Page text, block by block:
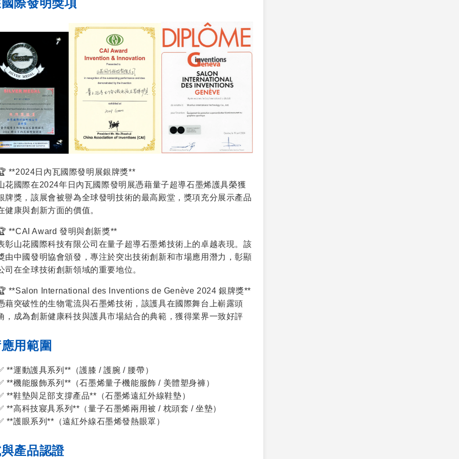
際發明獎項
**2024日內瓦國際發明展銀牌獎**
花國際在2024年日內瓦國際發明展憑藉量子超導石墨烯護具榮獲
牌獎，該展會被譽為全球發明技術的最高殿堂，獎項充分展示產品
健康與創新方面的價值。
**CAI Award 發明與創新獎**
彰山花國際科技有限公司在量子超導石墨烯技術上的卓越表現。該
由中國發明協會頒發，專注於突出技術創新和市場應用潛力，彰顯
司在全球技術創新領域的重要地位。
**Salon International des Inventions de Genève 2024 銀牌獎**
藉突破性的生物電流與石墨烯技術，該護具在國際舞台上嶄露頭
，成為創新健康科技與護具市場結合的典範，獲得業界一致好評
用範圍
**運動護具系列**（護膝 / 護腕 / 腰帶）
**機能服飾系列**（石墨烯量子機能服飾 / 美體塑身褲）
**鞋墊與足部支撐產品**（石墨烯遠紅外線鞋墊）
**高科技寢具系列**（量子石墨烯兩用被 / 枕頭套 / 坐墊）
**護眼系列**（遠紅外線石墨烯發熱眼罩）
產品認證